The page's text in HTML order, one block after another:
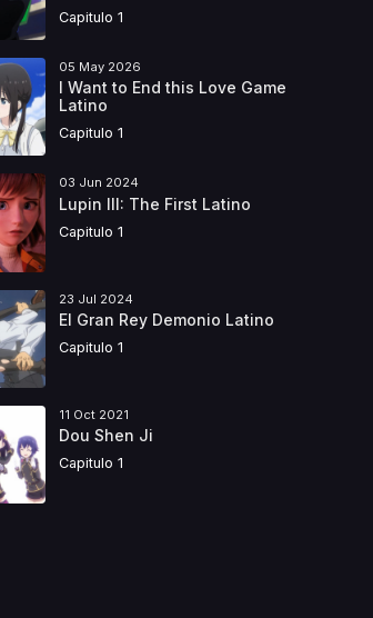
Capitulo 1
05 May 2026
I Want to End this Love Game
Latino
Capitulo 1
03 Jun 2024
Lupin III: The First Latino
Capitulo 1
23 Jul 2024
El Gran Rey Demonio Latino
Capitulo 1
11 Oct 2021
Dou Shen Ji
Capitulo 1